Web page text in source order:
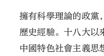
擁有科學理論的政黨
歷史經驗。十八大以
中國特色社會主義思